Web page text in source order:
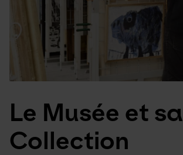
Le Musée et sa
Collection